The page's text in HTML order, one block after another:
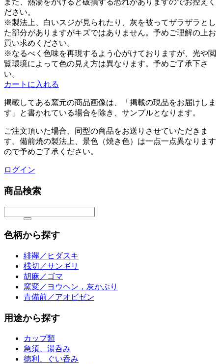
また、熱湯をかけると破損する恐れがありますのでお控えく
ださい。
※製法上、白いスジが見られたり、灰を被ってザラザラとし
た部分がありますがキズではありません。予めご理解の上お
買い求めください。
※なるべく色味を再現するよう心がけておりますが、光や閲
覧環境によって色の見え方は異なります。予めご了承下さ
い。
カートに入れる
掲載してある窯元の商品画像は、
「掲載の現品をお届けしま
す」と書かれている場合を除き、サンプルとなります。
ご注文頂いた場合、同型の商品をお送りさせていただきま
す。備前焼の製法上、景色（焼き色）は一点一点異なります
ので予めご了承ください。
ログイン
商品検索
色柄から探す
緋襷／ヒダスキ
桟切／サンギリ
胡麻／ゴマ
窯変／ヨウヘン，灰かぶり
青備前／アオビゼン
用途から探す
カップ類
急須、湯呑み
徳利、ぐい呑み